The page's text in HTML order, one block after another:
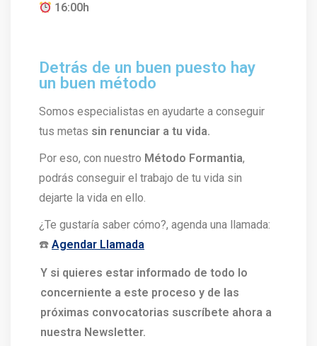
16:00h
Detrás de un buen puesto hay
un buen método
Somos especialistas en ayudarte a conseguir
tus metas sin renunciar a tu vida.
Por eso, con nuestro Método Formantia,
podrás conseguir el trabajo de tu vida sin
dejarte la vida en ello.
¿Te gustaría saber cómo?, agenda una llamada:
☎️ Agendar Llamada
Y si quieres estar informado de todo lo
concerniente a este proceso y de las
próximas convocatorias suscríbete ahora a
nuestra Newsletter.